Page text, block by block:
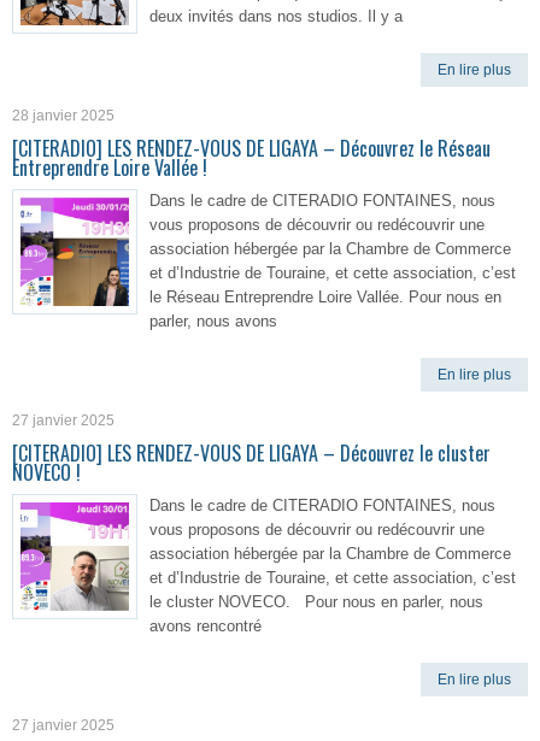
deux invités dans nos studios. Il y a
En lire plus
28 janvier 2025
[CITERADIO] LES RENDEZ-VOUS DE LIGAYA – Découvrez le Réseau
Entreprendre Loire Vallée !
Dans le cadre de CITERADIO FONTAINES, nous
vous proposons de découvrir ou redécouvrir une
association hébergée par la Chambre de Commerce
et d’Industrie de Touraine, et cette association, c’est
le Réseau Entreprendre Loire Vallée. Pour nous en
parler, nous avons
En lire plus
27 janvier 2025
[CITERADIO] LES RENDEZ-VOUS DE LIGAYA – Découvrez le cluster
NOVECO !
Dans le cadre de CITERADIO FONTAINES, nous
vous proposons de découvrir ou redécouvrir une
association hébergée par la Chambre de Commerce
et d’Industrie de Touraine, et cette association, c’est
le cluster NOVECO. Pour nous en parler, nous
avons rencontré
En lire plus
27 janvier 2025